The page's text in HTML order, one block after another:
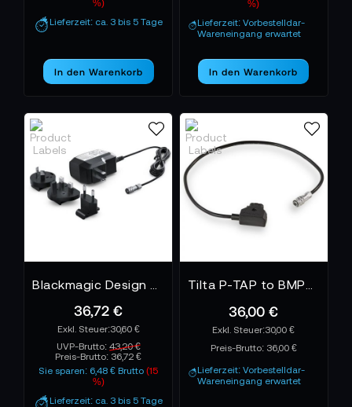
%)
Lieferzeit: ca. 3 bis 5 Tage
In den Warenkorb
%)
Lieferzeit: Vorbestelldar-
Wareneingang erwartet
In den Warenkorb
36,72 €
30,60 €
UVP-Brutto: 43,20 €
Preis-Brutto: 36,72 €
Sie sparen: 6,48 € Brutto(15
%)
Lieferzeit: ca. 3 bis 5 Tage
36,00 €
30,00 €
Preis-Brutto: 36,00 €
Lieferzeit: Vorbestelldar-
Wareneingang erwartet